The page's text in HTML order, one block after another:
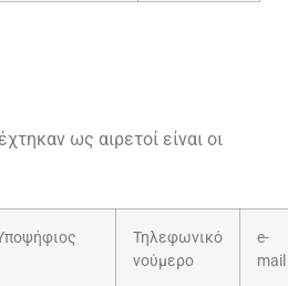
ως αιρετοί είναι οι
Τηλεφωνικό
νούμερο
e-
mail